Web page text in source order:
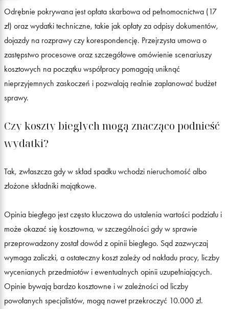
Odrębnie pokrywana jest opłata skarbowa od pełnomocnictwa (17
zł) oraz wydatki techniczne, takie jak opłaty za odpisy dokumentów,
dojazdy na rozprawy czy korespondencję. Przejrzysta umowa o
zastępstwo procesowe oraz szczegółowe omówienie scenariuszy
kosztowych na początku współpracy pomagają uniknąć
nieprzyjemnych zaskoczeń i pozwalają realnie zaplanować budżet
sprawy.
Czy koszty biegłych mogą znacząco podnieść
wydatki?
Tak, zwłaszcza gdy w skład spadku wchodzi nieruchomość albo
złożone składniki majątkowe.
Opinia biegłego jest często kluczowa do ustalenia wartości podziału i
może okazać się kosztowna, w szczególności gdy w sprawie
przeprowadzony został dowód z opinii biegłego. Sąd zazwyczaj
wymaga zaliczki, a ostateczny koszt zależy od nakładu pracy, liczby
wycenianych przedmiotów i ewentualnych opinii uzupełniających.
Opinie bywają bardzo kosztowne i w zależności od liczby
powołanych specjalistów, mogą nawet przekroczyć 10.000 zł.